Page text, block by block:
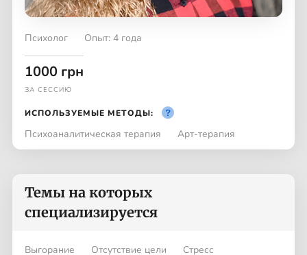
Психолог Опыт: 4 года
1000 грн
ЗА СЕССИЮ
ИСПОЛЬЗУЕМЫЕ МЕТОДЫ:
Психоаналитическая терапия Арт-терапия
Темы на которых
специализируется
Выгорание Отсутствие цели Стресс